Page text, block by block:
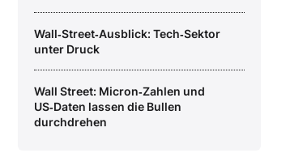
Wall‑Street‑Ausblick: Tech‑Sektor
unter Druck
Wall Street: Micron‑Zahlen und
US‑Daten lassen die Bullen
durchdrehen